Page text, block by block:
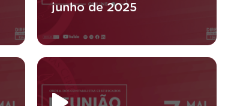
junho de 2025